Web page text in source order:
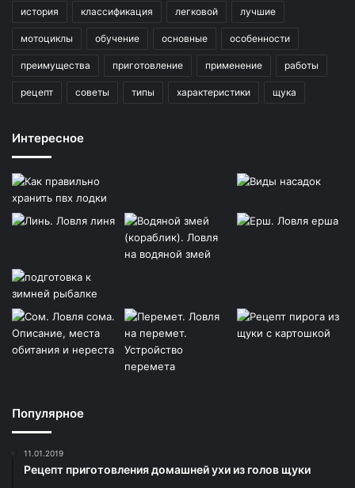
история классификация легковой лучшие
мотоциклы обучение основные особенности
преимущества приготовление применение работы
рецепт советы типы характеристики щука
Интересное
Популярное
11.01.2019
Рецепт приготовления домашней ухи из голов щуки